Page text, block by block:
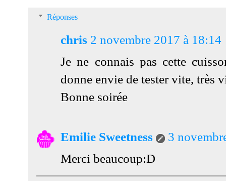
Réponses
chris 2 novembre 2017 à 18:14
Je ne connais pas cette
donne envie de tester vite, très
Bonne soirée
Emilie Sweetness
3
Merci beaucoup:D